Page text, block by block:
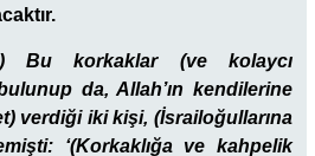
Bu korkaklar (ve kolaycı
da, Allah’ın kendilerine
verdiği iki kişi, (İsrailoğullarına
‘(Korkaklığa ve kahpelik